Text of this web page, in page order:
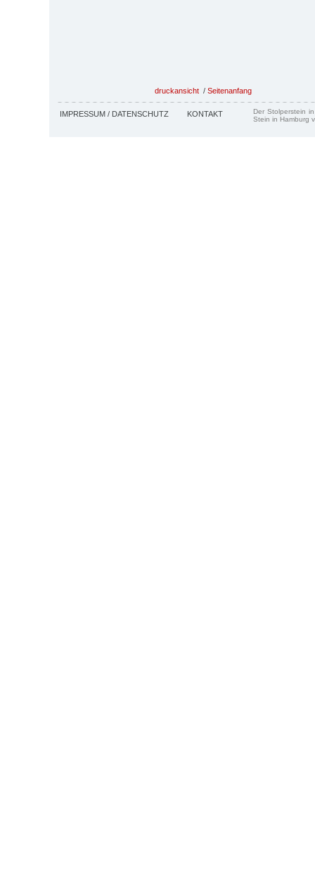
druckansicht / Seitenanfang
IMPRESSUM / DATENSCHUTZ KONTAKT
Der Stolperstein
Stein in Hamburg